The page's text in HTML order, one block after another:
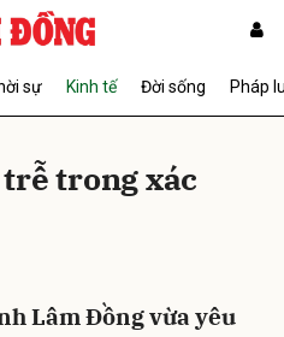
sự Kinh tế Đời sống Pháp
trong xác
Lâm Đồng vừa yêu